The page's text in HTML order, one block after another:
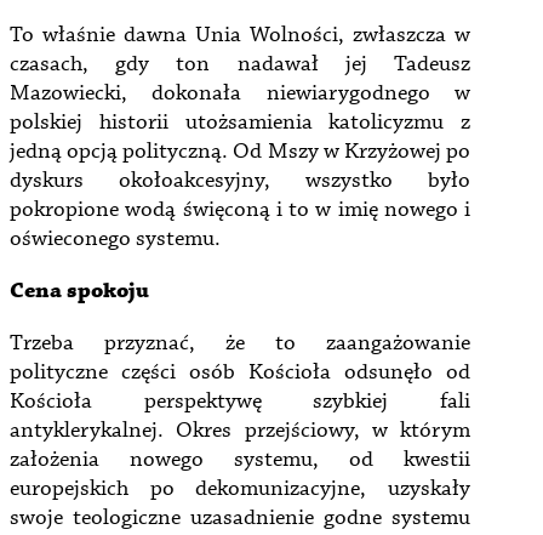
To właśnie dawna Unia Wolności, zwłaszcza w
czasach, gdy ton nadawał jej Tadeusz
Mazowiecki, dokonała niewiarygodnego w
polskiej historii utożsamienia katolicyzmu z
jedną opcją polityczną. Od Mszy w Krzyżowej po
dyskurs okołoakcesyjny, wszystko było
pokropione wodą święconą i to w imię nowego i
oświeconego systemu.
Cena spokoju
Trzeba przyznać, że to zaangażowanie
polityczne części osób Kościoła odsunęło od
Kościoła perspektywę szybkiej fali
antyklerykalnej. Okres przejściowy, w którym
założenia nowego systemu, od kwestii
europejskich po dekomunizacyjne, uzyskały
swoje teologiczne uzasadnienie godne systemu